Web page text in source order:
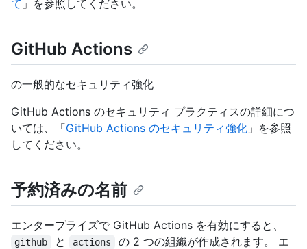
て 」を参照してください。
GitHub Actions
の一般的なセキュリティ強化
GitHub Actions のセキュリティ プラクティスの詳細につ
いては、「GitHub Actions のセキュリティ強化 」を参照
してください。
予約済みの名前
エンタープライズで GitHub Actions を有効にすると、
github と actions
の 2 つの組織が作成されます。 エ